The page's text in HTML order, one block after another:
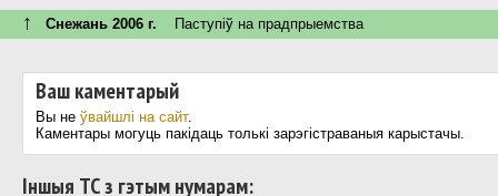
↑ Снежань 2006 г. Паступiў на прадпрыемства
Ваш каментарый
Вы не ўвайшлі на сайт.
Каментары могуць пакідаць толькі зарэгістраваныя карыстачы.
Іншыя ТС з гэтым нумарам: